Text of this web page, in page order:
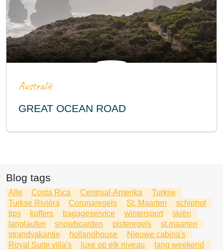
Australië
GREAT OCEAN ROAD
Blog tags
Alle Costa Rica Centraal-Amerika
Turkije
Turkse Rivièra
Coronaregels St. Maarten
schiphol
tips
koffers bagageservice wintersport
skiën
langlaufen
snowboarden pisteregels
st.maarten
strandvakantie
hollandhouse
Nieuwe cabina's
Royal Suite villa's
luxe op elk niveau
lang weekend